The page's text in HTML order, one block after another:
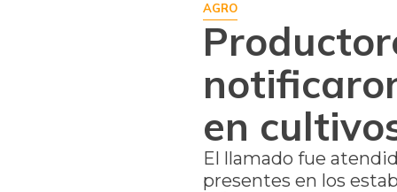
AGRO
en
El llamado fue
presentes en los